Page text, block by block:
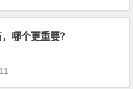
哪个更重要？